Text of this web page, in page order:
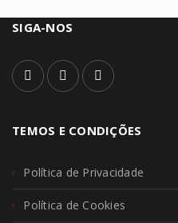
SIGA-NOS
TEMOS E CONDIÇÕES
Política de Privacidade
Política de Cookies